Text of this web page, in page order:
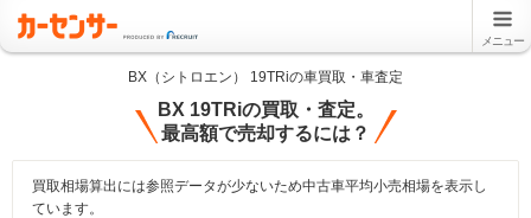
メニュー
BX（シトロエン） 19TRiの車買取・車査定
BX 19TRiの買取・査定。
最高額で売却するには？
買取相場算出には参照データが少ないため中古車平均小売相場を表示し
ています。